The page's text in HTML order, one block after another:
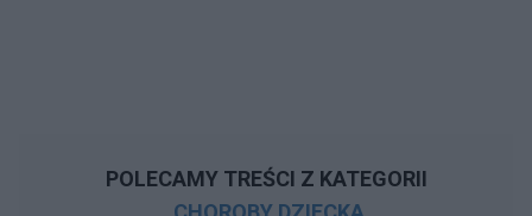
POLECAMY TREŚCI Z KATEGORII